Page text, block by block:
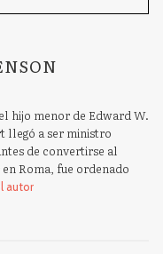
hijo menor de Edward W.
llegó a ser ministro
de convertirse al
Roma, fue ordenado
autor